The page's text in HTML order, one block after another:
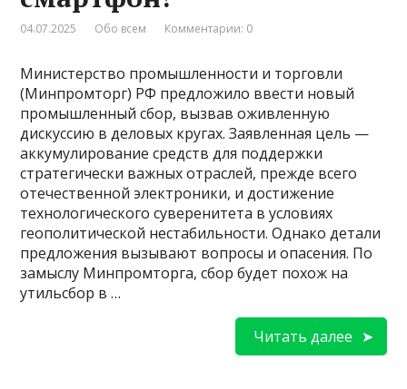
04.07.2025 Обо всем Комментарии: 0
Министерство промышленности и торговли
(Минпромторг) РФ предложило ввести новый
промышленный сбор, вызвав оживленную
дискуссию в деловых кругах. Заявленная цель —
аккумулирование средств для поддержки
стратегически важных отраслей, прежде всего
отечественной электроники, и достижение
технологического суверенитета в условиях
геополитической нестабильности. Однако детали
предложения вызывают вопросы и опасения. По
замыслу Минпромторга, сбор будет похож на
утильсбор в …
Читать далее